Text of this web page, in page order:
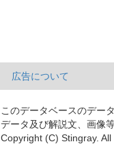
広告について
このデータベースのデー
データ及び解説文、画像
Copyright (C) Stingray. All